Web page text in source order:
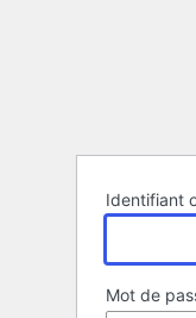
Identifiant
Mot de